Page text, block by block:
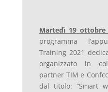
Martedì 19 ottobre
programma
Training 2021
organizzato in
partner TIM e
dal titolo: “Smart